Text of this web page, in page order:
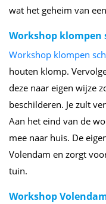
wat het geheim van
Workshop klompen
Workshop klompen
houten klomp.
deze naar eigen wijze
beschilderen. Je zult
Aan het eind van de
mee naar huis. De
Volendam en zorgt
tuin.
Workshop